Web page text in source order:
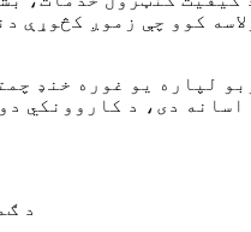
کوو چې زموږ کڅوړې
لپاره یو غوره خنډ
دی، د کاروونکي